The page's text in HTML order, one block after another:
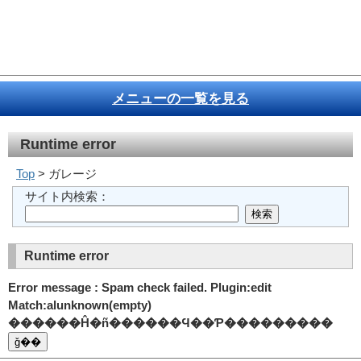
メニューの一覧を見る
Runtime error
Top > ガレージ
サイト内検索：
Runtime error
Error message : Spam check failed. Plugin:edit
Match:alunknown(empty)
������Ĥ�ñ������Ϥ��Ƥ���������